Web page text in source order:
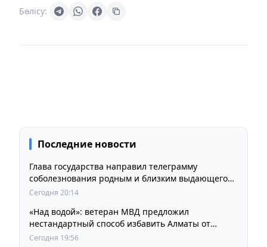
Бөлісу:
Последние новости
Глава государства направил телеграмму
соболезнования родным и близким выдающегося
кинорежиссера Ардака Амиркулова
Сегодня 20:14
«Над водой»: ветеран МВД предложил
нестандартный способ избавить Алматы от
пробок и смога
Сегодня 19:56